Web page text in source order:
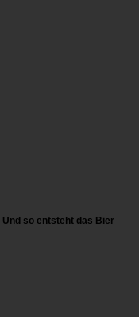
Und so entsteht das Bier